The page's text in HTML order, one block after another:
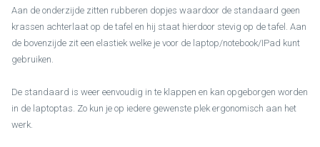
Aan de onderzijde zitten rubberen dopjes waardoor de standaard geen
krassen achterlaat op de tafel en hij staat hierdoor stevig op de tafel. Aan
de bovenzijde zit een elastiek welke je voor de laptop/notebook/IPad kunt
gebruiken.
De standaard is weer eenvoudig in te klappen en kan opgeborgen worden
in de laptoptas. Zo kun je op iedere gewenste plek ergonomisch aan het
werk.